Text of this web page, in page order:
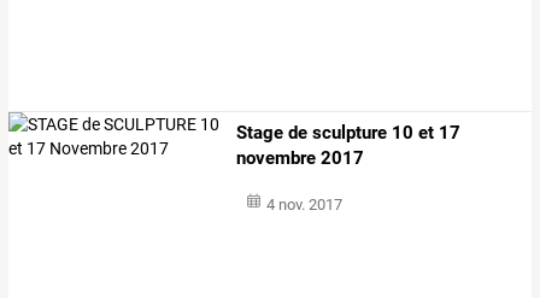
Stage de sculpture 10 et 17
novembre 2017
4 nov. 2017